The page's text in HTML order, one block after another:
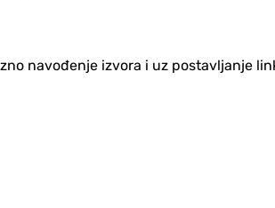
navođenje izvora i uz postavljanje